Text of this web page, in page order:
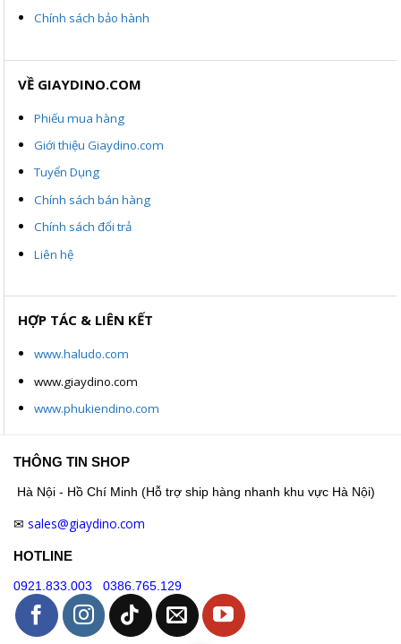
Chính sách bảo hành
VỀ GIAYDINO.COM
Phiếu mua hàng
Giới thiệu Giaydino.com
Tuyển Dụng
Chính sách bán hàng
Chính sách đổi trả
Liên hệ
HỢP TÁC & LIÊN KẾT
www.haludo.com
www.giaydino.com
www.phukiendino.com
THÔNG TIN SHOP
Hà Nội - Hồ Chí Minh (Hỗ trợ ship hàng nhanh khu vực Hà Nội)
✉ sales@giaydino.com
HOTLINE
0921.833.003 0386.765.129